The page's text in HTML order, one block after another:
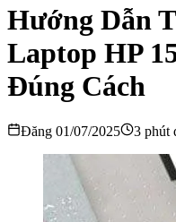
Hướng Dẫn
Laptop HP
Đúng Cách
Đăng 01/07/2025 3 phút